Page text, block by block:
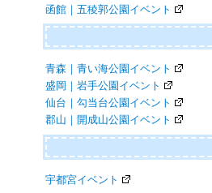
函館｜五稜郭公園イベント
青森｜青い海公園イベント
盛岡｜岩手公園イベント
仙台｜勾当台公園イベント
郡山｜開成山公園イベント
宇都宮イベント